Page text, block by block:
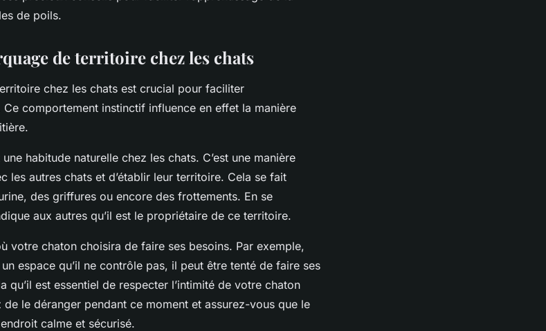
de poils.
de territoire chez les chats
chez les chats est crucial pour faciliter
Ce comportement instinctif influence en effet la manière
une habitude naturelle chez les chats. C’est une manière
les autres chats et d’établir leur territoire. Cela se fait
des griffures ou encore des frottements. En se
aux autres qu’il est le propriétaire de ce territoire.
votre chaton choisira de faire ses besoins. Par exemple,
espace qu’il ne contrôle pas, il peut être tenté de faire ses
qu’il est essentiel de respecter l’intimité de votre chaton
de le déranger pendant ce moment et assurez-vous que le
calme et sécurisé.